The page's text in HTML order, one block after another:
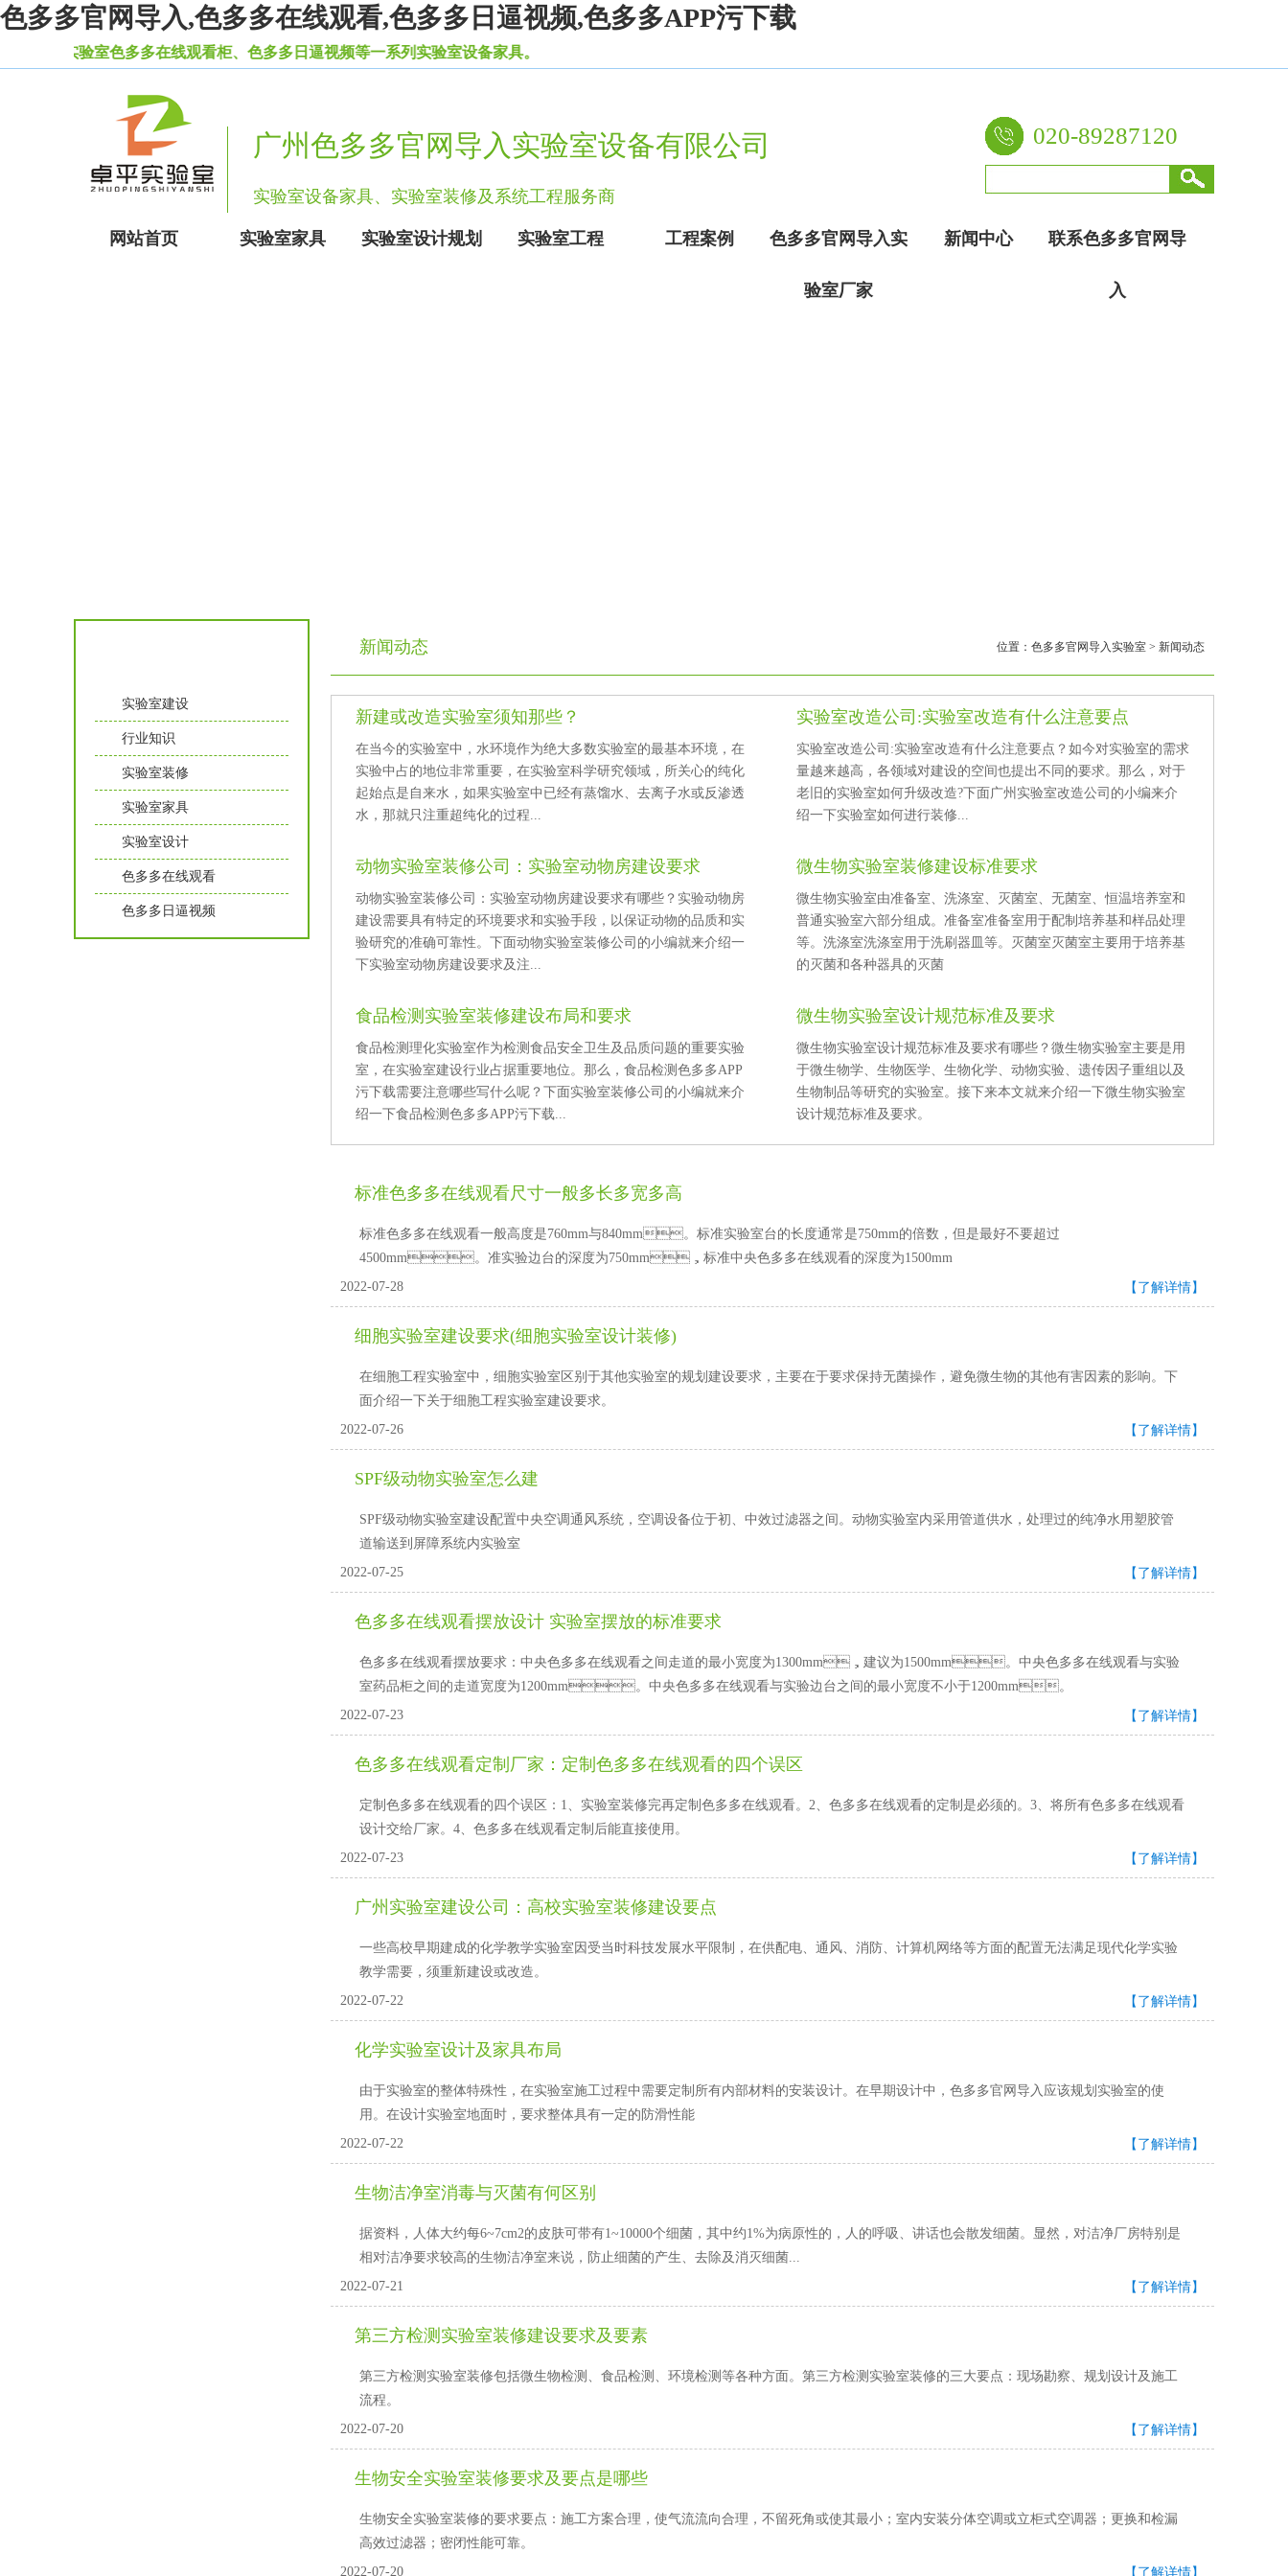
色多多官网导入,色多多在线观看,色多多日逼视频,色多多APP污下载
验室色多多在线观看柜、色多多日逼视频等一系列实验室设备家具。
广州色多多官网导入实验室设备有限公司
实验室设备家具、实验室装修及系统工程服务商
020-89287120
网站首页 实验室家具 实验室设计规划 实验室工程 工程案例 色多多官网导入实
验室厂家
新闻中心 联系色多多官网导
入
实验室建设
行业知识
实验室装修
实验室家具
实验室设计
色多多在线观看
色多多日逼视频
位置： 色多多官网导入实验室 > 新闻动态
新闻动态
新建或改造实验室须知那些？
在当今的实验室中，水环境作为绝大多数实验室的最基本环境，在
实验中占的地位非常重要，在实验室科学研究领域，所关心的纯化
起始点是自来水，如果实验室中已经有蒸馏水、去离子水或反渗透
水，那就只注重超纯化的过程...
实验室改造公司:实验室改造有什么注意要点
实验室改造公司:实验室改造有什么注意要点？如今对实验室的需求
量越来越高，各领域对建设的空间也提出不同的要求。那么，对于
老旧的实验室如何升级改造?下面广州实验室改造公司的小编来介
绍一下实验室如何进行装修...
动物实验室装修公司：实验室动物房建设要求
动物实验室装修公司：实验室动物房建设要求有哪些？实验动物房
建设需要具有特定的环境要求和实验手段，以保证动物的品质和实
验研究的准确可靠性。下面动物实验室装修公司的小编就来介绍一
下实验室动物房建设要求及注...
微生物实验室装修建设标准要求
微生物实验室由准备室、洗涤室、灭菌室、无菌室、恒温培养室和
普通实验室六部分组成。准备室准备室用于配制培养基和样品处理
等。洗涤室洗涤室用于洗刷器皿等。灭菌室灭菌室主要用于培养基
的灭菌和各种器具的灭菌
食品检测实验室装修建设布局和要求
食品检测理化实验室作为检测食品安全卫生及品质问题的重要实验
室，在实验室建设行业占据重要地位。那么，食品检测色多多APP
污下载需要注意哪些写什么呢？下面实验室装修公司的小编就来介
绍一下食品检测色多多APP污下载...
微生物实验室设计规范标准及要求
微生物实验室设计规范标准及要求有哪些？微生物实验室主要是用
于微生物学、生物医学、生物化学、动物实验、遗传因子重组以及
生物制品等研究的实验室。接下来本文就来介绍一下微生物实验室
设计规范标准及要求。
标准色多多在线观看尺寸一般多长多宽多高
标准色多多在线观看一般高度是760mm与840mm。标准实验室台的长度通常是750mm的倍数，但是最好不要超过
4500mm。准实验边台的深度为750mm，标准中央色多多在线观看的深度为1500mm
2022-07-28
【了解详情】
细胞实验室建设要求(细胞实验室设计装修)
在细胞工程实验室中，细胞实验室区别于其他实验室的规划建设要求，主要在于要求保持无菌操作，避免微生物的其他有害因素的影响。下
面介绍一下关于细胞工程实验室建设要求。
2022-07-26
【了解详情】
SPF级动物实验室怎么建
SPF级动物实验室建设配置中央空调通风系统，空调设备位于初、中效过滤器之间。动物实验室内采用管道供水，处理过的纯净水用塑胶管
道输送到屏障系统内实验室
2022-07-25
【了解详情】
色多多在线观看摆放设计 实验室摆放的标准要求
色多多在线观看摆放要求：中央色多多在线观看之间走道的最小宽度为1300mm，建议为1500mm。中央色多多在线观看与实验
室药品柜之间的走道宽度为1200mm。中央色多多在线观看与实验边台之间的最小宽度不小于1200mm。
2022-07-23
【了解详情】
色多多在线观看定制厂家：定制色多多在线观看的四个误区
定制色多多在线观看的四个误区：1、实验室装修完再定制色多多在线观看。2、色多多在线观看的定制是必须的。3、将所有色多多在线观看
设计交给厂家。4、色多多在线观看定制后能直接使用。
2022-07-23
【了解详情】
广州实验室建设公司：高校实验室装修建设要点
一些高校早期建成的化学教学实验室因受当时科技发展水平限制，在供配电、通风、消防、计算机网络等方面的配置无法满足现代化学实验
教学需要，须重新建设或改造。
2022-07-22
【了解详情】
化学实验室设计及家具布局
由于实验室的整体特殊性，在实验室施工过程中需要定制所有内部材料的安装设计。在早期设计中，色多多官网导入应该规划实验室的使
用。在设计实验室地面时，要求整体具有一定的防滑性能
2022-07-22
【了解详情】
生物洁净室消毒与灭菌有何区别
据资料，人体大约每6~7cm2的皮肤可带有1~10000个细菌，其中约1%为病原性的，人的呼吸、讲话也会散发细菌。显然，对洁净厂房特别是
相对洁净要求较高的生物洁净室来说，防止细菌的产生、去除及消灭细菌...
2022-07-21
【了解详情】
第三方检测实验室装修建设要求及要素
第三方检测实验室装修包括微生物检测、食品检测、环境检测等各种方面。第三方检测实验室装修的三大要点：现场勘察、规划设计及施工
流程。
2022-07-20
【了解详情】
生物安全实验室装修要求及要点是哪些
生物安全实验室装修的要求要点：施工方案合理，使气流流向合理，不留死角或使其最小；室内安装分体空调或立柜式空调器；更换和检漏
高效过滤器；密闭性能可靠。
2022-07-20
【了解详情】